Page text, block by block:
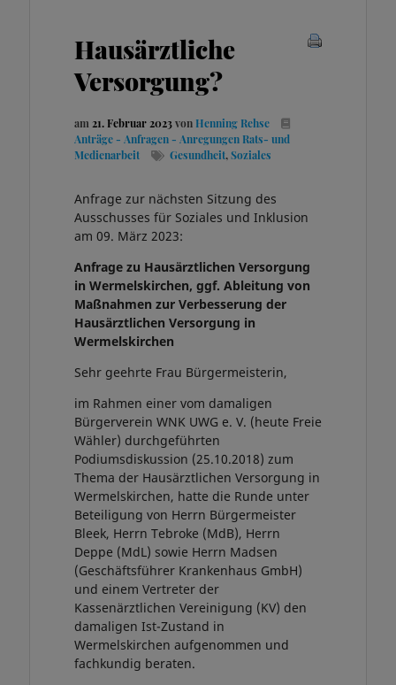
Hausärztliche
Versorgung?
am21. Februar 2023von Henning Rehse
Anträge - Anfragen - Anregungen Rats- und
Medienarbeit
Gesundheit,Soziales
Anfrage zur nächsten Sitzung des
Ausschusses für Soziales und Inklusion
am 09. März 2023:
Anfrage zu Hausärztlichen Versorgung
in Wermelskirchen, ggf. Ableitung von
Maßnahmen zur Verbesserung der
Hausärztlichen Versorgung in
Wermelskirchen
Sehr geehrte Frau Bürgermeisterin,
im Rahmen einer vom damaligen
Bürgerverein WNK UWG e. V. (heute Freie
Wähler) durchgeführten
Podiumsdiskussion (25.10.2018) zum
Thema der Hausärztlichen Versorgung in
Wermelskirchen, hatte die Runde unter
Beteiligung von Herrn Bürgermeister
Bleek, Herrn Tebroke (MdB), Herrn
Deppe (MdL) sowie Herrn Madsen
(Geschäftsführer Krankenhaus GmbH)
und einem Vertreter der
Kassenärztlichen Vereinigung (KV) den
damaligen Ist-Zustand in
Wermelskirchen aufgenommen und
fachkundig beraten.